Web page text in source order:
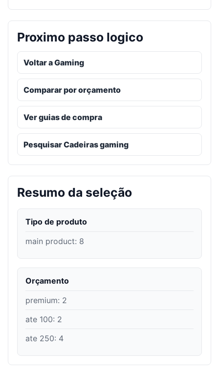
Proximo passo logico
Voltar a Gaming
Comparar por orçamento
Ver guias de compra
Pesquisar Cadeiras gaming
Resumo da seleção
Tipo de produto
main product: 8
Orçamento
premium: 2
ate 100: 2
ate 250: 4